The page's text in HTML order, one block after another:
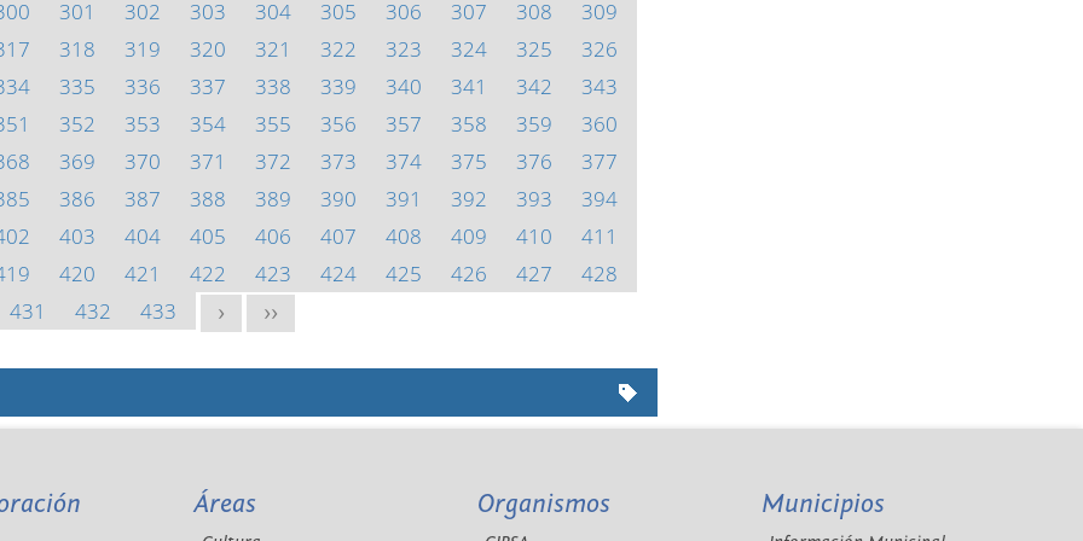
301 302 303 304 305 306 307 308
309
318 319 320 321 322 323 324 325
326
335 336 337 338 339 340 341 342
343
352 353 354 355 356 357 358 359
360
369 370 371 372 373 374 375 376
377
386 387 388 389 390 391 392 393
394
403 404 405 406 407 408 409 410
411
420 421 422 423 424 425 426 427
428
431
432 433 > >>
Áreas Organismos Municipios